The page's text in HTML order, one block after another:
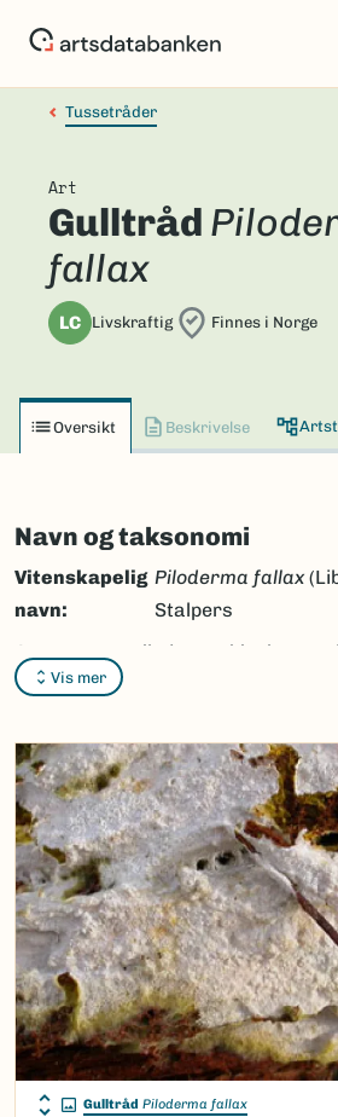
Tussetråder
Art
Gulltråd
fallax
LC Livskraftig Finnes i Norge
Oversikt Beskrivelse
Navn og taksonomi
Vis mer
Vitenskapelig
navn:
Piloderma fallax
Stalpers
Synonymer:
Piloderma bicolor
Hjortstam
Bokmål:gulltråd
Nynorsk:gulltråd
Nordsamisk/Davvisámegiella:
Vitenskapelig navn ID:55824
Takson ID:38636
Gå til Nortaxa for flere detaljer
Gulltråd Piloderma fallax